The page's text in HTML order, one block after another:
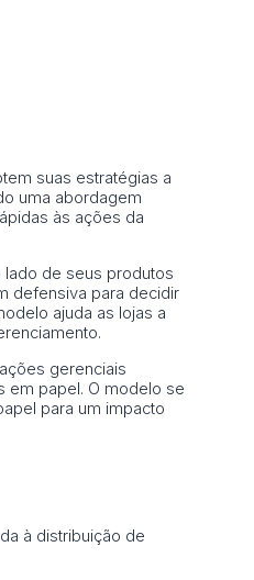
suas estratégias a
uma abordagem
às ações da
lado de seus produtos
defensiva para decidir
ajuda as lojas a
gerenciais
em papel. O modelo se
para um impacto
à distribuição de